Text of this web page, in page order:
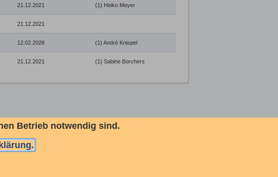
Betrieb notwendig sind.
21.12.2021 (1) Heiko Meyer
21.12.2021
12.02.2026 (1) André Knispel
21.12.2021 (1) Sabine Borchers